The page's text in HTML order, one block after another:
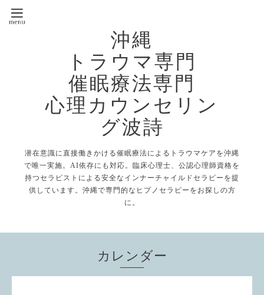
沖縄
トラウマ専門
催眠療法専門
心理カウンセリン
グ波詩
潜在意識に直接働きかける催眠療法によるトラウマケアを沖縄
で唯一実施。AI依存にも対応。臨床心理士、公認心理師資格を
持つセラピストによる安全なインナーチャイルドセラピーを提
供しています。沖縄で専門的なヒプノセラピーをお探しの方
に。
カレンダー